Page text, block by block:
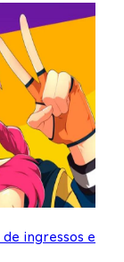
ingressos e